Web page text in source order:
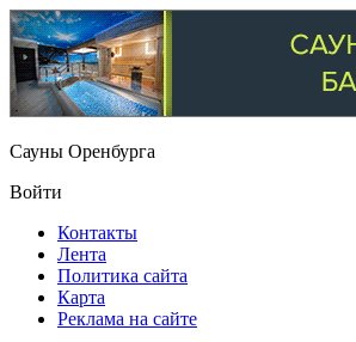
Сауны Оренбурга
Войти
Контакты
Лента
Политика сайта
Карта
Реклама на сайте